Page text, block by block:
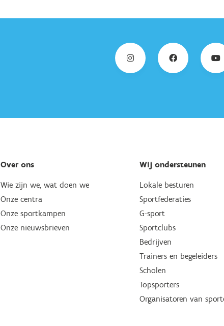
Over ons
Wie zijn we, wat doen we
Onze centra
Onze sportkampen
Onze nieuwsbrieven
Wij ondersteunen
Lokale besturen
Sportfederaties
G-sport
Sportclubs
Bedrijven
Trainers en begeleiders
Scholen
Topsporters
Organisatoren van